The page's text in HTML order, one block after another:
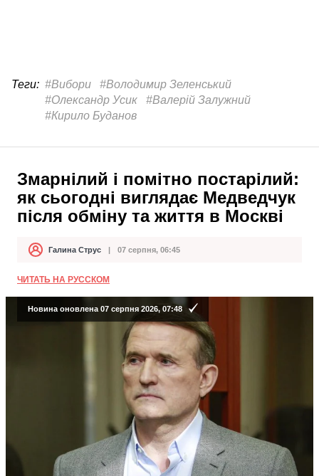
Теги: #Вибори
#Володимир Зеленський
#Олександр Усик
#Валерій Залужний
#Кирило Буданов